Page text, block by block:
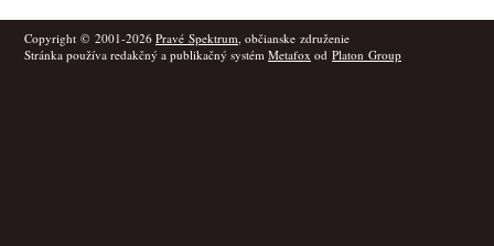
Copyright © 2001-2026 Pravé Spektrum, občianske združenie
Stránka používa redakčný a publikačný systém Metafox od Platon Group